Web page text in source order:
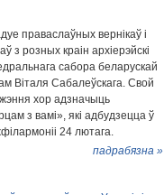
праваслаўных вернікаў і
з розных краін архіерэйскі
сабора беларускай
Віталя Сабалеўскага. Свой
хор адзначыць
з вамі», які адбудзецца ў
24 лютага.
падрабязна »